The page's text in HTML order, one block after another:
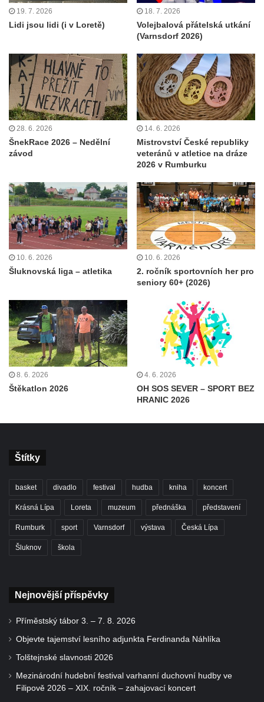
19. 7. 2026
Lidi jsou lidi (i v Loretě)
18. 7. 2026
Volejbalová přátelská utkání
(Varnsdorf 2026)
28. 6. 2026
ŠnekRace 2026 – Nedělní
závod
14. 6. 2026
Mistrovství České republiky
veteránů v atletice na dráze
2026 v Rumburku
10. 6. 2026
Šluknovská liga – atletika
10. 6. 2026
2. ročník sportovních her pro
seniory 60+ (2026)
8. 6. 2026
Štěkatlon 2026
4. 6. 2026
OH SOS SEVER – SPORT BEZ
HRANIC 2026
Štítky
basket divadlo festival hudba kniha koncert
Krásná Lípa Loreta muzeum přednáška představení
Rumburk sport Varnsdorf výstava Česká Lípa
Šluknov škola
Nejnovější příspěvky
Příměstský tábor 3. – 7. 8. 2026
Objevte tajemství lesního adjunkta Ferdinanda Náhlíka
Tolštejnské slavnosti 2026
Mezinárodní hudební festival varhanní duchovní hudby ve
Filipově 2026 – XIX. ročník – zahajovací koncert